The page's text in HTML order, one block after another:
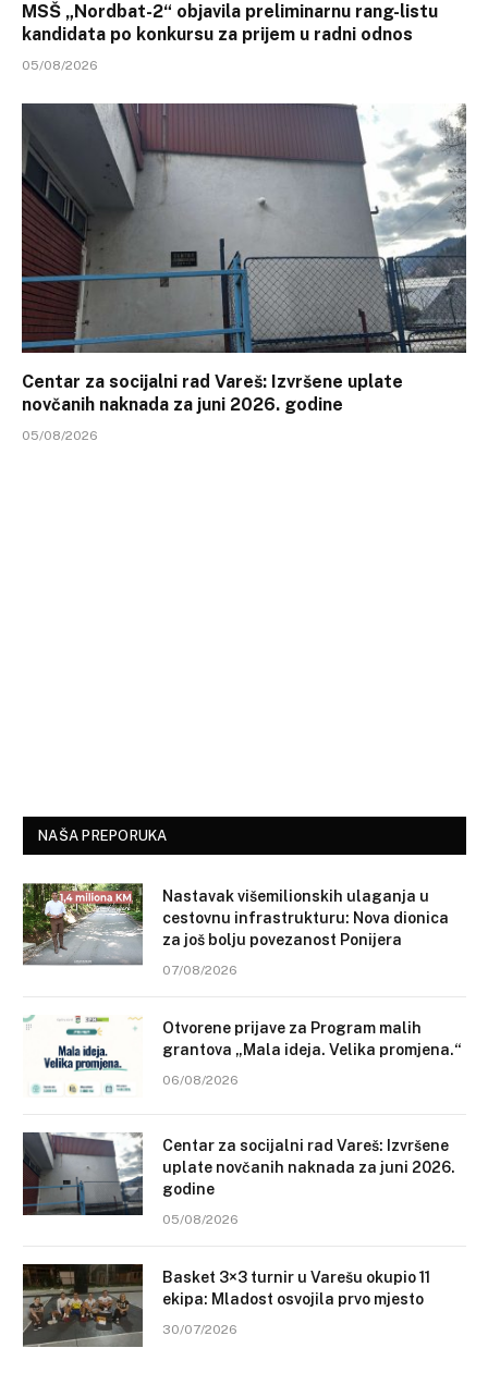
MSŠ „Nordbat-2“ objavila preliminarnu rang-listu
kandidata po konkursu za prijem u radni odnos
05/08/2026
Centar za socijalni rad Vareš: Izvršene uplate
novčanih naknada za juni 2026. godine
05/08/2026
NAŠA PREPORUKA
Nastavak višemilionskih ulaganja u
cestovnu infrastrukturu: Nova dionica
za još bolju povezanost Ponijera
07/08/2026
Otvorene prijave za Program malih
grantova „Mala ideja. Velika promjena.“
06/08/2026
Centar za socijalni rad Vareš: Izvršene
uplate novčanih naknada za juni 2026.
godine
05/08/2026
Basket 3×3 turnir u Varešu okupio 11
ekipa: Mladost osvojila prvo mjesto
30/07/2026